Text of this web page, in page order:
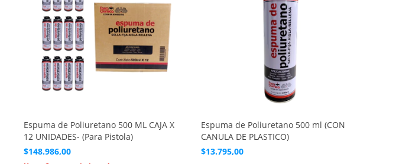
Espuma de Poliuretano 500 ML CAJA X
12 UNIDADES- (Para Pistola)
$148.986,00
Espuma de Poliuretano 500 ml (CON
CANULA DE PLASTICO)
$13.795,00